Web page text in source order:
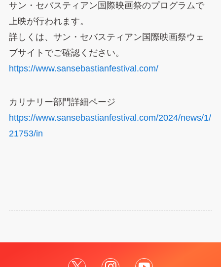
サン・セバスティアン国際映画祭のプログラムで
上映が行われます。
詳しくは、サン・セバスティアン国際映画祭ウェ
ブサイトでご確認ください。
https://www.sansebastianfestival.com/
カリナリー部門詳細ページ
https://www.sansebastianfestival.com/2024/news/1/
21753/in